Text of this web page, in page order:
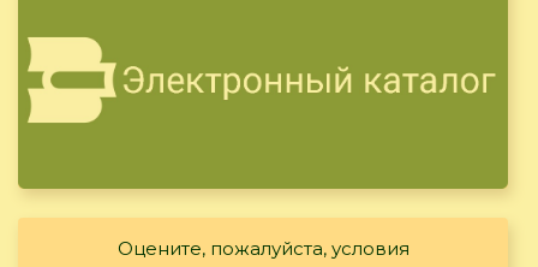
Оцените, пожалуйста, условия